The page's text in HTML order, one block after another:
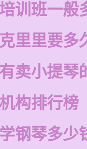
训班一般
里里要多
卖小提琴
构排行榜
钢琴多少